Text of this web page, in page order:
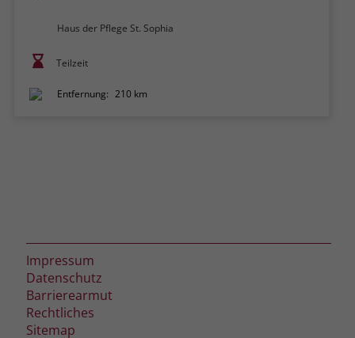
Haus der Pflege St. Sophia
Teilzeit
Entfernung: 210 km
Impressum
Datenschutz
Barrierearmut
Rechtliches
Sitemap